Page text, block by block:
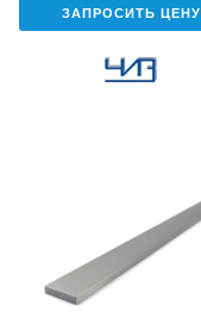
ЗАПРОСИТЬ ЦЕНУ